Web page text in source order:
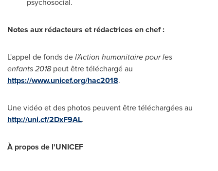
Notes aux rédacteurs et rédactrices en chef :
L'appel de fonds del'Action humanitaire pour les
enfants 2018peut être téléchargé au
https://www.unicef.org/hac2018.
Une vidéo et des photos peuvent être téléchargées au
http://uni.cf/2DxF9AL.
À propos de l'UNICEF